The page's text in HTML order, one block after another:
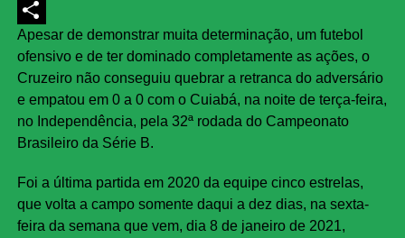
LinkedIn
Share
Apesar de demonstrar muita determinação, um futebol
ofensivo e de ter dominado completamente as ações, o
Cruzeiro não conseguiu quebrar a retranca do adversário
e empatou em 0 a 0 com o Cuiabá, na noite de terça-feira,
no Independência, pela 32ª rodada do Campeonato
Brasileiro da Série B.
Foi a última partida em 2020 da equipe cinco estrelas,
que volta a campo somente daqui a dez dias, na sexta-
feira da semana que vem, dia 8 de janeiro de 2021,